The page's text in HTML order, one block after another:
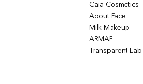
Caia Cosmetics
About Face
Milk Makeup
ARMAF
Transparent Lab